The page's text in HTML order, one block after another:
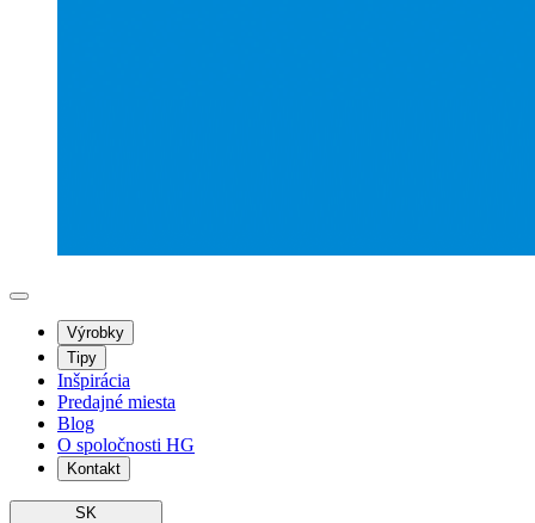
Výrobky
Tipy
Inšpirácia
Predajné miesta
Blog
O spoločnosti HG
Kontakt
SK